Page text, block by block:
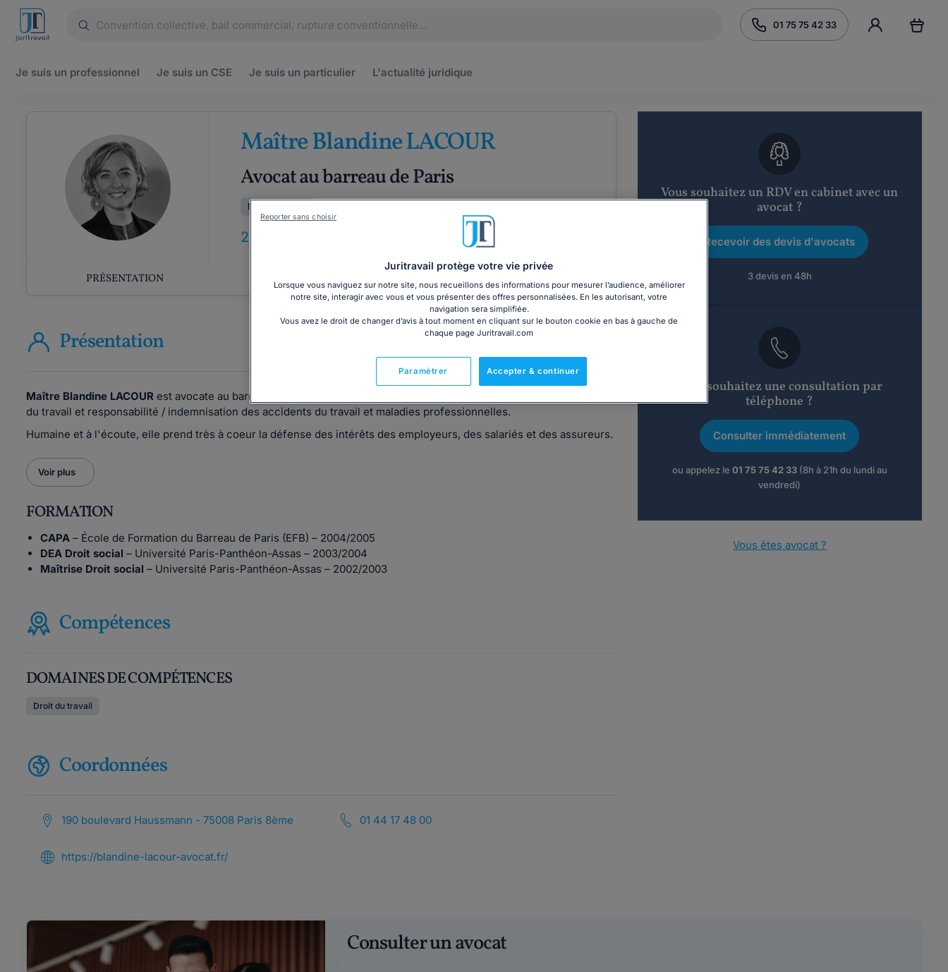
01 75 75 42 33
Je suis un professionnel Je suis un CSE Je suis un particulier L'actualité juridique
Maître Blandine LACOUR
Avocat au barreau de Paris
Droit du travail
20
PRÉSENTATION COMPÉTENCES COORDONNÉES
Présentation
Maître Blandine LACOUR est avocate au barreau de Paris depuis 2006, elle est spécialisée exlusivement dans le droit
du travail et responsabilité / indemnisation des accidents du travail et maladies professionnelles.
Humaine et à l'écoute, elle prend très à coeur la défense des intérêts des employeurs, des salariés et des assureurs.
Voir plus
FORMATION
CAPA – École de Formation du Barreau de Paris (EFB) – 2004/2005
DEA Droit social – Université Paris-Panthéon-Assas – 2003/2004
Maîtrise Droit social – Université Paris-Panthéon-Assas – 2002/2003
Compétences
DOMAINES DE COMPÉTENCES
Droit du travail
Coordonnées
190 boulevard Haussmann - 75008 Paris 8ème 01 44 17 48 00
https://blandine-lacour-avocat.fr/
Vous souhaitez un RDV en cabinet avec un
avocat ?
Recevoir des devis d'avocats
3 devis en 48h
Vous souhaitez une consultation par
téléphone ?
Consulter immédiatement
ou appelez le 01 75 75 42 33(8h à 21h du lundi au
vendredi)
Vous êtes avocat ?
Consulter un avocat
Juritravail protège votre vie privée
Lorsque vous naviguez sur notre site, nous recueillons des informations pour mesurer l’audience, améliorer
notre site, interagir avec vous et vous présenter des offres personnalisées. En les autorisant, votre
navigation sera simplifiée.
Vous avez le droit de changer d’avis à tout moment en cliquant sur le bouton cookie en bas à gauche de
chaque page Juritravail.com
Accepter & continuer
Paramétrer
Reporter sans choisir